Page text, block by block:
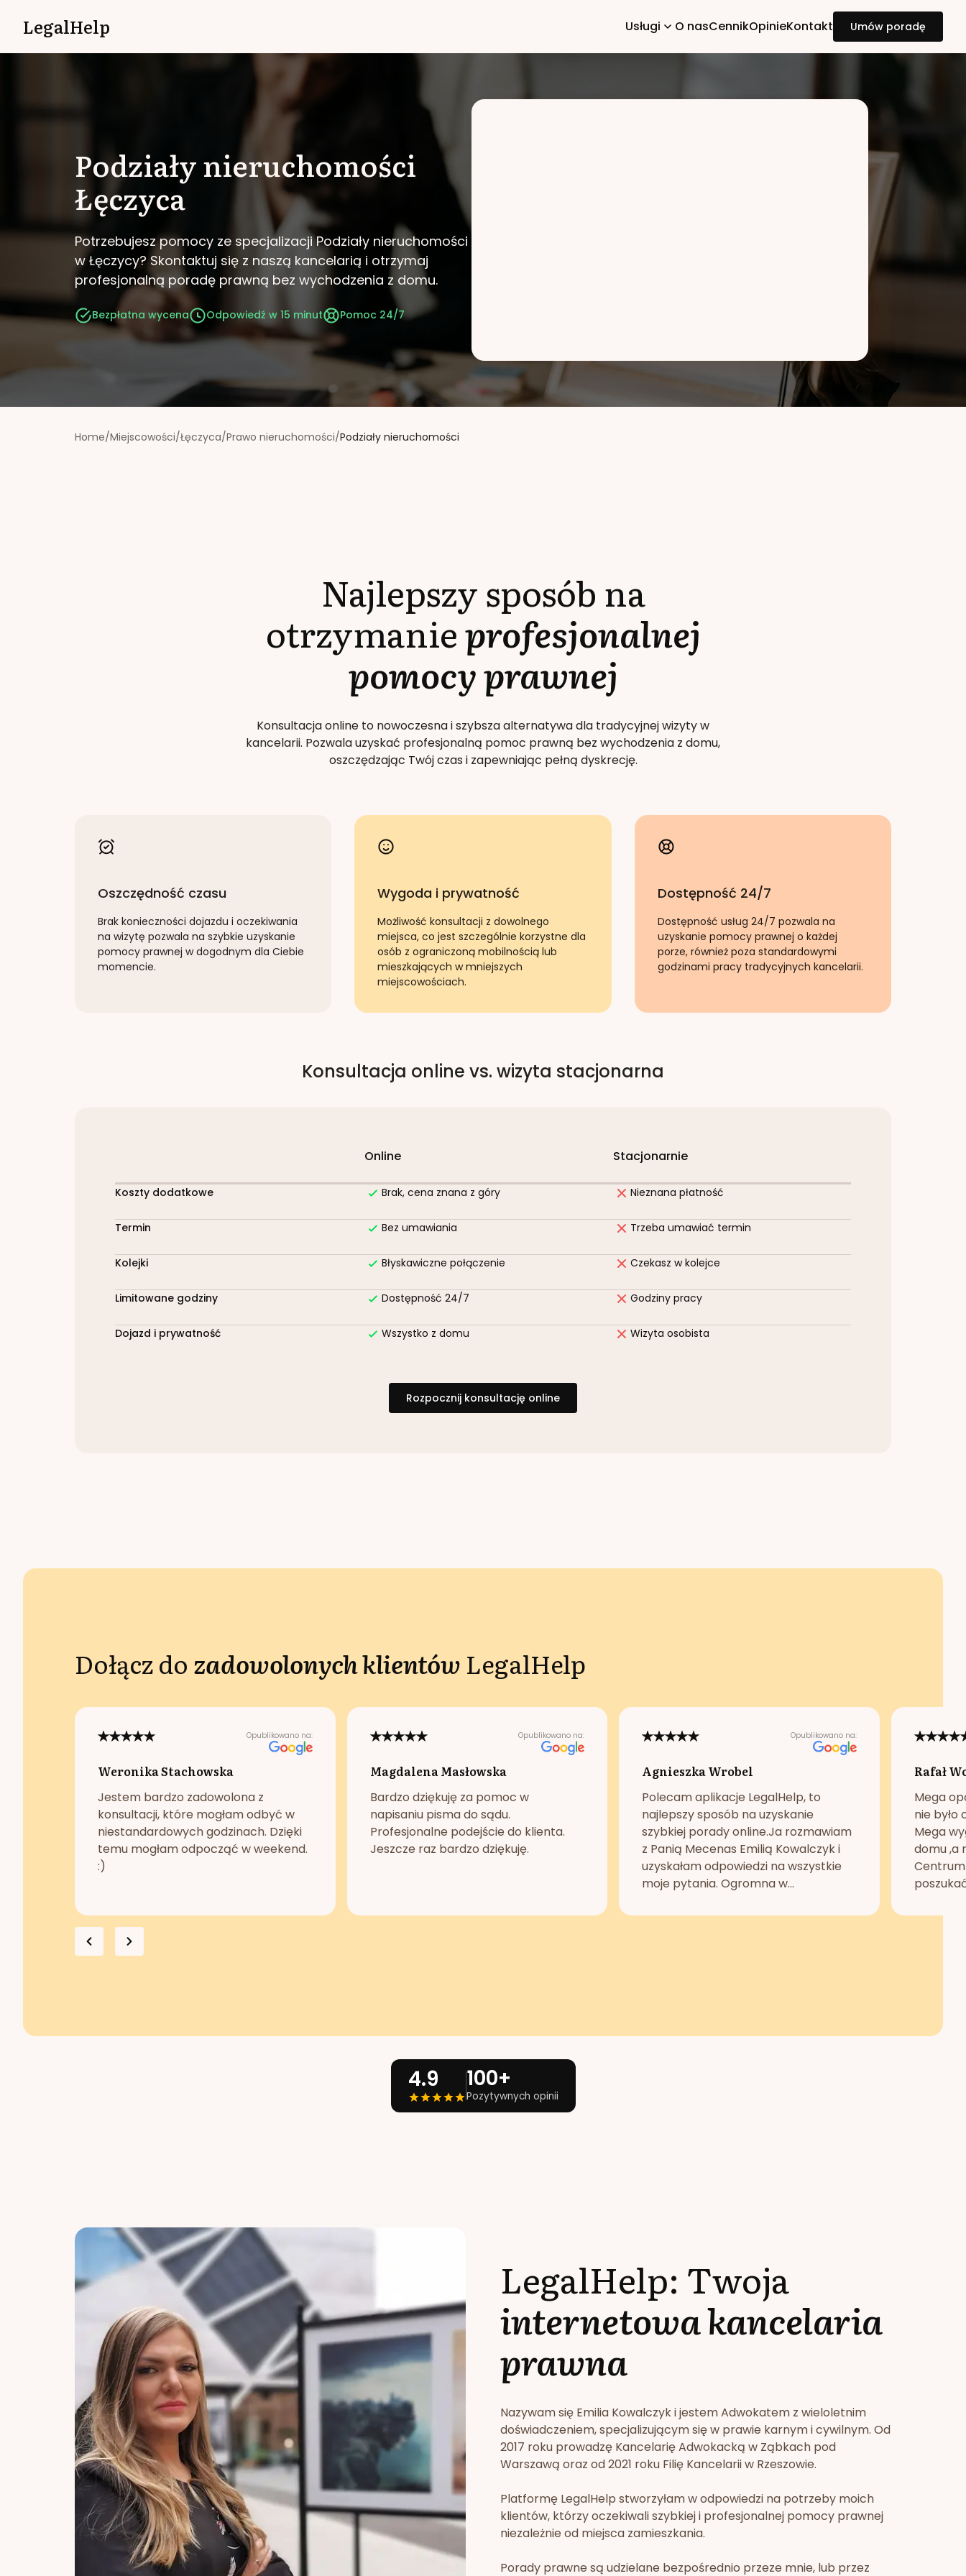
LegalHelp Usługi O nasCennikOpinieKontakt Umów poradę
Podziały nieruchomości
Łęczyca
Potrzebujesz pomocy ze specjalizacji Podziały nieruchomości
w Łęczycy? Skontaktuj się z naszą kancelarią i otrzymaj
profesjonalną poradę prawną bez wychodzenia z domu.
Bezpłatna wycena Odpowiedź w 15 minut Pomoc 24/7
Home/Miejscowości/Łęczyca/Prawo nieruchomości/Podziały nieruchomości
Najlepszy sposób na
otrzymanieprofesjonalnej
pomocy prawnej
Konsultacja online to nowoczesna i szybsza alternatywa dla tradycyjnej wizyty w
kancelarii. Pozwala uzyskać profesjonalną pomoc prawną bez wychodzenia z domu,
oszczędzając Twój czas i zapewniając pełną dyskrecję.
Oszczędność czasu
Brak konieczności dojazdu i oczekiwania
na wizytę pozwala na szybkie uzyskanie
pomocy prawnej w dogodnym dla Ciebie
momencie.
Wygoda i prywatność
Możliwość konsultacji z dowolnego
miejsca, co jest szczególnie korzystne dla
osób z ograniczoną mobilnością lub
mieszkających w mniejszych
miejscowościach.
Dostępność 24/7
Dostępność usług 24/7 pozwala na
uzyskanie pomocy prawnej o każdej
porze, również poza standardowymi
godzinami pracy tradycyjnych kancelarii.
Konsultacja online vs. wizyta stacjonarna
Online Stacjonarnie
Koszty dodatkowe Brak, cena znana z góry Nieznana płatność
Termin Bez umawiania Trzeba umawiać termin
Kolejki Błyskawiczne połączenie Czekasz w kolejce
Limitowane godziny Dostępność 24/7 Godziny pracy
Dojazd i prywatność Wszystko z domu Wizyta osobista
Rozpocznij konsultację online
Dołącz do zadowolonych klientów LegalHelp
Opublikowano na:
Weronika Stachowska
Jestem bardzo zadowolona z
konsultacji, które mogłam odbyć w
niestandardowych godzinach. Dzięki
temu mogłam odpocząć w weekend.
:)
Opublikowano na:
Magdalena Masłowska
Bardzo dziękuję za pomoc w
napisaniu pisma do sądu.
Profesjonalne podejście do klienta.
Jeszcze raz bardzo dziękuję.
Opublikowano na:
Agnieszka Wrobel
Polecam aplikacje LegalHelp, to
najlepszy sposób na uzyskanie
szybkiej porady online.Ja rozmawiam
z Panią Mecenas Emilią Kowalczyk i
uzyskałam odpowiedzi na wszystkie
moje pytania. Ogromna w...
Rafał
Mega
nie było
Mega
domu ,a
4.9 100+
Pozytywnych opinii
LegalHelp: Twoja
internetowa kancelaria
prawna
Nazywam się Emilia Kowalczyk i jestem Adwokatem z wieloletnim
doświadczeniem, specjalizującym się w prawie karnym i cywilnym. Od
2017 roku prowadzę Kancelarię Adwokacką w Ząbkach pod
Warszawą oraz od 2021 roku Filię Kancelarii w Rzeszowie.
Platformę LegalHelp stworzyłam w odpowiedzi na potrzeby moich
klientów, którzy oczekiwali szybkiej i profesjonalnej pomocy prawnej
niezależnie od miejsca zamieszkania.
Porady prawne są udzielane bezpośrednio przeze mnie, lub przez